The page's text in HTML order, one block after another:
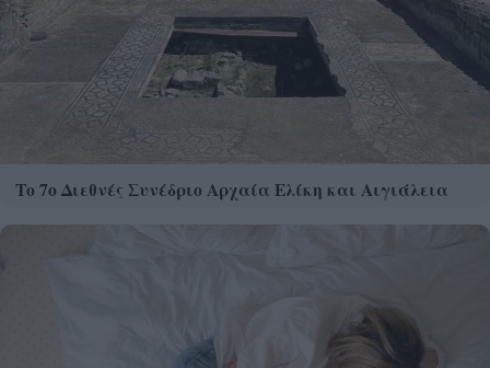
Το 7ο Διεθνές Συνέδριο Αρχαία Ελίκη και Αιγιάλεια